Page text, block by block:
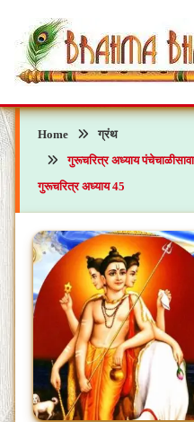
content
ब्रह्मभक्ती
Home
ग्रंथ
गुरूचरित्र अध्याय
गुरूचरित्र अध्याय 45